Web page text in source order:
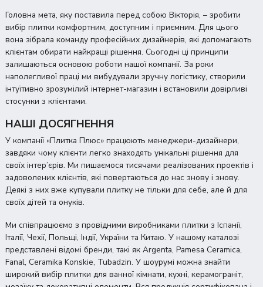
Головна мета, яку поставила перед собою Вікторія, – зробити
вибір плитки комфортним, доступним і приємним. Для цього
вона зібрала команду професійних дизайнерів, які допомагають
клієнтам обирати найкращі рішення. Сьогодні ці принципи
залишаються основою роботи нашої компанії. За роки
наполегливої праці ми вибудували зручну логістику, створили
інтуїтивно зрозумілий інтернет-магазин і встановили довірливі
стосунки з клієнтами.
НАШІ ДОСЯГНЕННЯ
У компанії «Плитка Плюс» працюють менеджери-дизайнери,
завдяки чому клієнти легко знаходять унікальні рішення для
своїх інтер’єрів. Ми пишаємося тисячами реалізованих проектів і
задоволених клієнтів, які повертаються до нас знову і знову.
Деякі з них вже купували плитку не тільки для себе, але й для
своїх дітей та онуків.
Ми співпрацюємо з провідними виробниками плитки з Іспанії,
Італії, Чехії, Польщі, Індії, України та Китаю. У нашому каталозі
представлені відомі бренди, такі як Argenta, Pamesa Ceramica,
Fanal, Ceramika Konskie, Tubadzin. У шоурумі можна знайти
широкий вибір плитки для ванної кімнати, кухні, керамограніт,